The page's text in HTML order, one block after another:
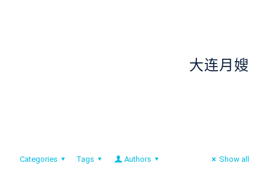
大连月嫂
Categories Tags Authors Show all